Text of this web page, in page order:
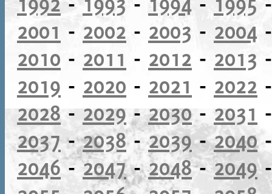
2001 - 2002 - 2003 - 2004
2010 - 2011 - 2012 - 2013
2019 - 2020 - 2021 - 2022
2028 - 2029 -2030- 2031
2037-2038-2039-2040
2046-2047-2048-2049